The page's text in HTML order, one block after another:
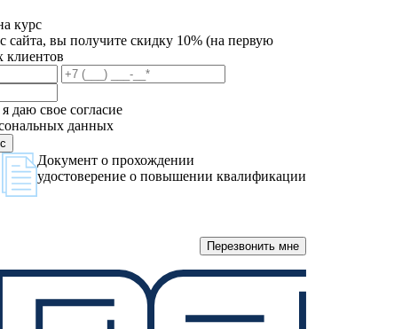
курс
сайта, вы получите скидку 10% (на первую
клиентов
даю свое согласие
данных
Документ о прохождении
удостоверение о повышении квалификации
Перезвонить мне